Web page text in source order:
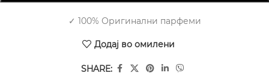
✓ 100% Оригинални парфеми
Додај во омилени
SHARE: